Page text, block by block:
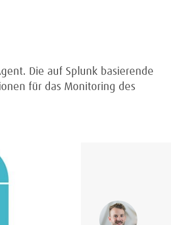
Die auf Splunk basierende
für das Monitoring des